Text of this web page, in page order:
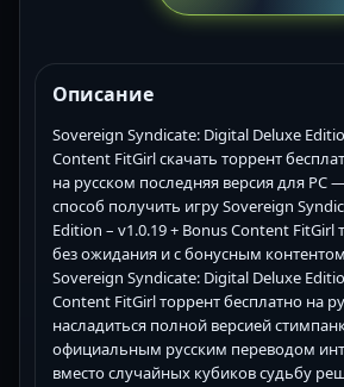
Описание
Sovereign Syndicate: Digital Deluxe
Content FitGirl скачать торрент
на русском последняя версия для PC
способ получить игру Sovereign
Edition – v1.0.19 + Bonus Content FitGirl
без ожидания и с бонусным
Sovereign Syndicate: Digital Deluxe
Content FitGirl торрент бесплатно на
насладиться полной версией
официальным русским переводом
вместо случайных кубиков судьбу